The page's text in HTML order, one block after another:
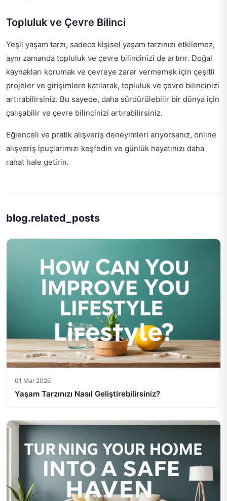
Topluluk ve Çevre Bilinci
Yeşil yaşam tarzı, sadece kişisel yaşam tarzınızı etkilemez,
aynı zamanda topluluk ve çevre bilincinizi de artırır. Doğal
kaynakları korumak ve çevreye zarar vermemek için çeşitli
projeler ve girişimlere katılarak, topluluk ve çevre bilincinizi
artırabilirsiniz. Bu sayede, daha sürdürülebilir bir dünya için
çalışabilir ve çevre bilincinizi artırabilirsiniz.
Eğlenceli ve pratik alışveriş deneyimleri arıyorsanız, online
alışveriş ipuçlarımızı keşfedin ve günlük hayatınızı daha
rahat hale getirin.
blog.related_posts
01 Mar 2026
Yaşam Tarzınızı Nasıl Geliştirebilirsiniz?